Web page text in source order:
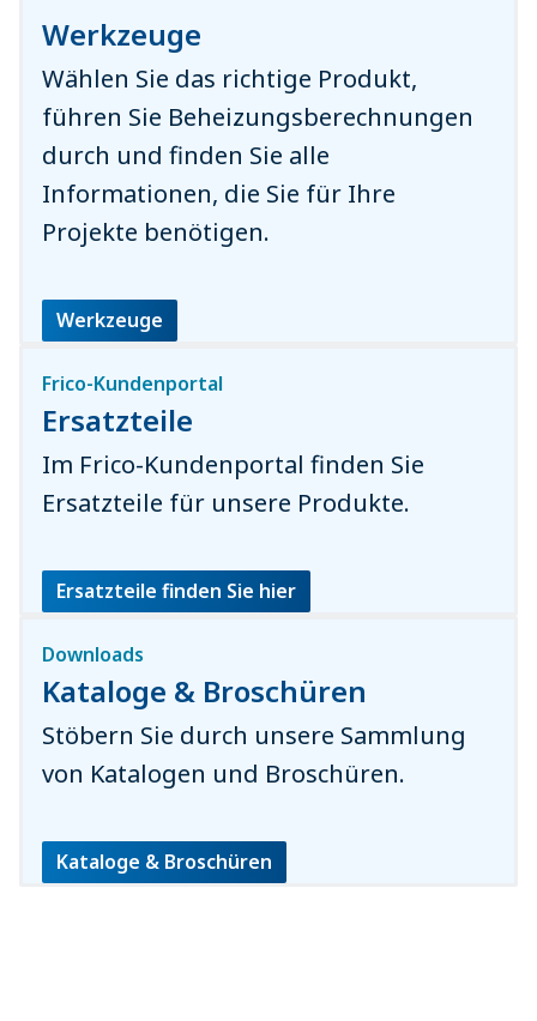
Werkzeuge
Wählen Sie das richtige Produkt,
führen Sie Beheizungsberechnungen
durch und finden Sie alle
Informationen, die Sie für Ihre
Projekte benötigen.
Werkzeuge
Ersatzteile
Frico-Kundenportal
Im Frico-Kundenportal finden Sie
Ersatzteile für unsere Produkte.
Ersatzteile finden Sie hier
Kataloge & Broschüren
Downloads
Stöbern Sie durch unsere Sammlung
von Katalogen und Broschüren.
Kataloge & Broschüren